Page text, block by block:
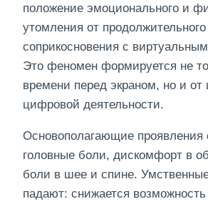
положение эмоционального и
утомления от продолжительного
соприкосновения с
Это феномен формируется не
времени перед экраном, но и от
цифровой деятельности.
Основополагающие проявления
головные боли, дискомфорт в
боли в шее и спине.
падают: снижается возможность